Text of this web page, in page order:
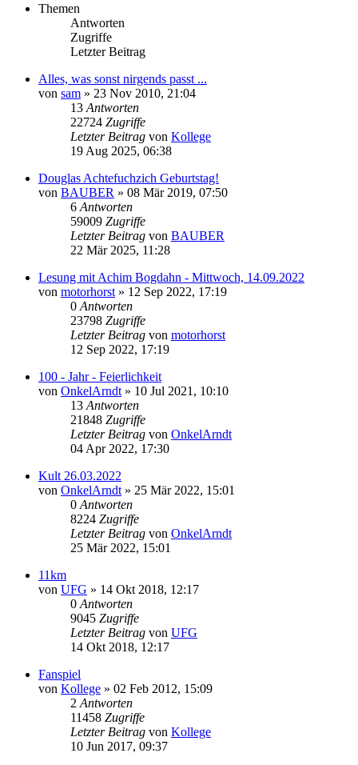
Themen
Antworten
Zugriffe
Letzter Beitrag
Alles, was sonst nirgends passt ...
von sam » 23 Nov 2010, 21:04
13 Antworten
22724 Zugriffe
Letzter Beitrag von Kollege
19 Aug 2025, 06:38
Douglas Achtefuchzich Geburtstag!
von BAUBER » 08 Mär 2019, 07:50
6 Antworten
59009 Zugriffe
Letzter Beitrag von BAUBER
22 Mär 2025, 11:28
Lesung mit Achim Bogdahn - Mittwoch, 14.09.2022
von motorhorst » 12 Sep 2022, 17:19
0 Antworten
23798 Zugriffe
Letzter Beitrag von motorhorst
12 Sep 2022, 17:19
100 - Jahr - Feierlichkeit
von OnkelArndt » 10 Jul 2021, 10:10
13 Antworten
21848 Zugriffe
Letzter Beitrag von OnkelArndt
04 Apr 2022, 17:30
Kult 26.03.2022
von OnkelArndt » 25 Mär 2022, 15:01
0 Antworten
8224 Zugriffe
Letzter Beitrag von OnkelArndt
25 Mär 2022, 15:01
11km
von UFG » 14 Okt 2018, 12:17
0 Antworten
9045 Zugriffe
Letzter Beitrag von UFG
14 Okt 2018, 12:17
Fanspiel
von Kollege » 02 Feb 2012, 15:09
2 Antworten
11458 Zugriffe
Letzter Beitrag von Kollege
10 Jun 2017, 09:37